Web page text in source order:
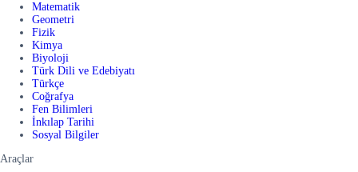
Matematik
Geometri
Fizik
Kimya
Biyoloji
Türk Dili ve Edebiyatı
Türkçe
Coğrafya
Fen Bilimleri
İnkılap Tarihi
Sosyal Bilgiler
Araçlar